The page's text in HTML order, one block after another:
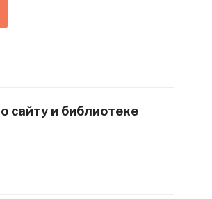
сайту и библиотеке